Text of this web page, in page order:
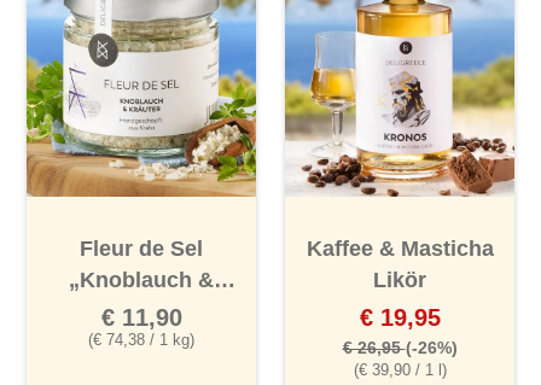
Fleur de Sel
„Knoblauch &
Kräuter“
(€ 74,38 / 1 kg)
€ 11,90
Kaffee & Masticha
Likör
(€ 39,90 / 1 l)
€ 19,95
€ 26,95(-26%)